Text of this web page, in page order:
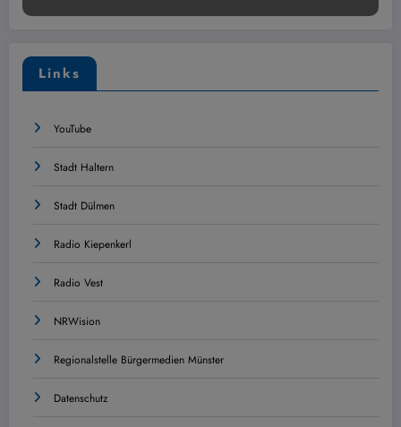
Links
YouTube
Stadt Haltern
Stadt Dülmen
Radio Kiepenkerl
Radio Vest
NRWision
Regionalstelle Bürgermedien Münster
Datenschutz